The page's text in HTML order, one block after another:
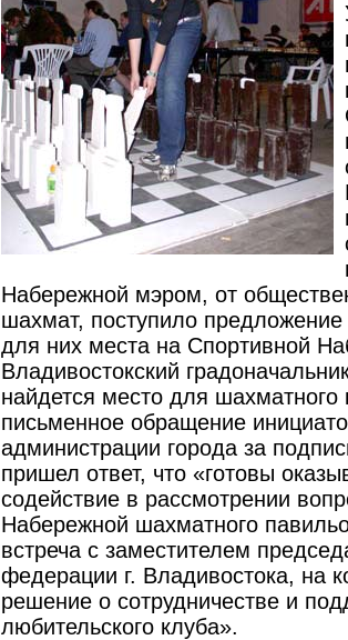
Набережной мэром, от
шахмат, поступило
для них места на Спортивной
Владивостокский
найдется место для шахматного
письменное обращение
администрации города за
пришел ответ, что «готовы
содействие в рассмотрении
Набережной шахматного
встреча с заместителем
федерации г. Владивостока, на
решение о сотрудничестве и
любительского клуба».